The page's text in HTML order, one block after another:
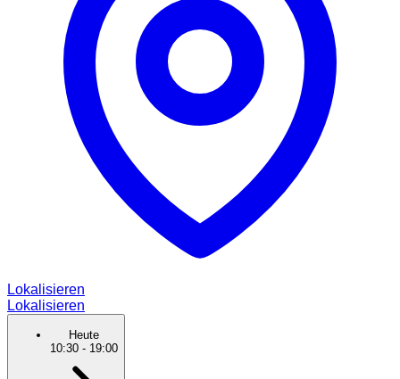
Lokalisieren
Lokalisieren
Heute
10:30 - 19:00